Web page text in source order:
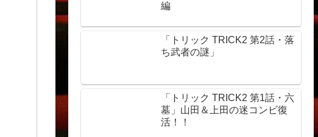
編
「トリック TRICK2 第2話・落
ち武者の謎」
「トリック TRICK2 第1話・六
墓」山田＆上田の迷コンビ復
活！！